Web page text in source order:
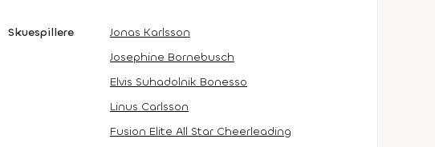
Skuespillere
Jonas Karlsson
Josephine Bornebusch
Elvis Suhadolnik Bonesso
Linus Carlsson
Fusion Elite All Star Cheerleading